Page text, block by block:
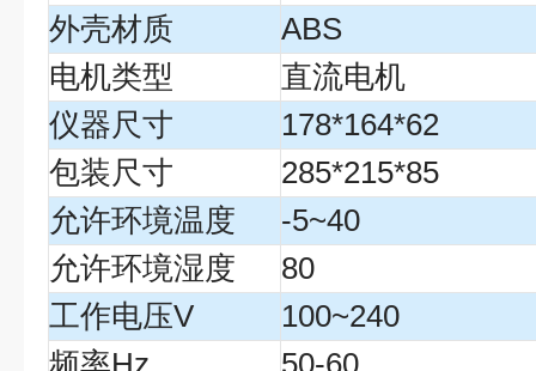
外壳材质
ABS
电机类型
直流电机
仪器尺寸
178*164*62
包装尺寸
285*215*85
允许环境温度
-5~40
允许环境湿度
80
工作电压V
100~240
频率Hz
50-60